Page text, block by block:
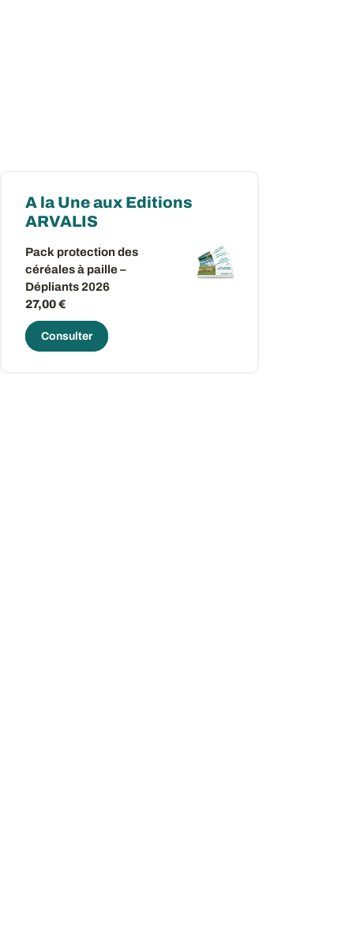
A la Une aux Editions
ARVALIS
Pack protection des
céréales à paille –
Dépliants 2026
27,00 €
Consulter